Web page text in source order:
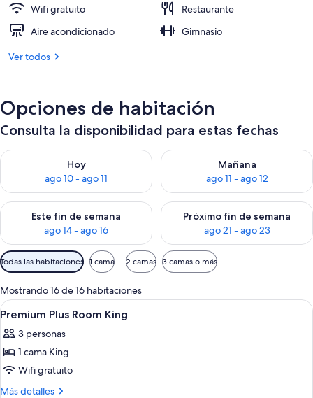
Wifi gratuito
Restaurante
Aire acondicionado
Gimnasio
Ver todos
Opciones de habitación
Consulta la disponibilidad para estas fechas
Hoy
ago 10 - ago 11
Consulta la disponibilidad para hoy ago 10 - ago 11
Mañana
ago 11 - ago 12
Consulta la disponibilidad
Este fin de semana
ago 14 - ago 16
Consulta la disponibilidad para este fin de semana ago 14 -
Próximo fin de semana
ago 21 - ago 23
Consulta la disponibilidad
Filtros
disponibles
para
las
habitaciones
Todas las habitaciones 1 cama 2 camas 3 camas o más
Mostrando 16 de 16 habitaciones
Abrir
todas
las
fotos
de
Premium
1 habitación y ropa de cama de alta
13
Premium Plus Room King
3 personas
1 cama King
Wifi gratuito
Más detalles
Más